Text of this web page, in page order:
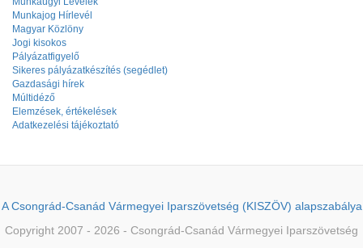
Munkajog Hírlevél
Magyar Közlöny
Jogi kisokos
Pályázatfigyelő
Sikeres pályázatkészítés (segédlet)
Gazdasági hírek
Múltidéző
Elemzések, értékelések
Adatkezelési tájékoztató
A Csongrád-Csanád Vármegyei Iparszövetség (KISZÖV) alapszabálya
Copyright 2007 - 2026 - Csongrád-Csanád Vármegyei Iparszövetség